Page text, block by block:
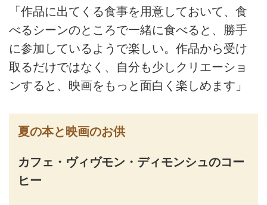
「作品に出てくる食事を用意しておいて、食
べるシーンのところで一緒に食べると、勝手
に参加しているようで楽しい。作品から受け
取るだけではなく、自分も少しクリエーショ
ンすると、映画をもっと面白く楽しめます」
夏の本と映画のお供
カフェ・ヴィヴモン・ディモンシュのコー
ヒー